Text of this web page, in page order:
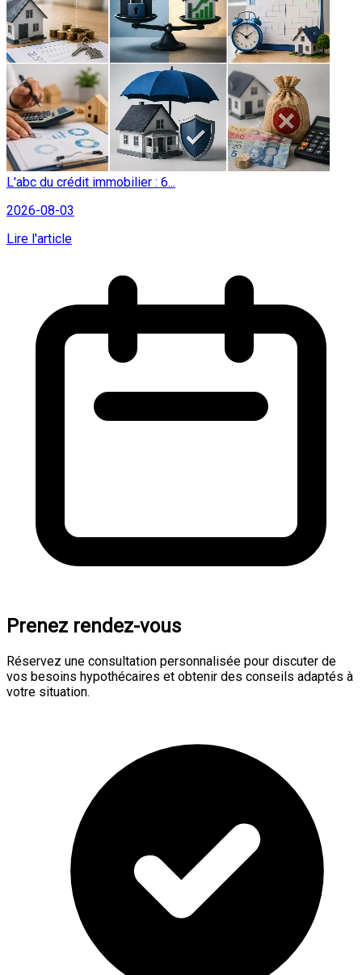
L'abc du crédit immobilier : 6...
2026-08-03
Lire l'article
Prenez rendez-vous
Réservez une consultation personnalisée pour discuter de
vos besoins hypothécaires et obtenir des conseils adaptés à
votre situation.